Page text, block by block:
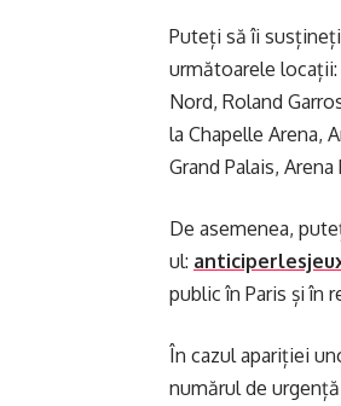
Puteți să îi
următoarele locații:
Nord, Roland
la Chapelle Arena,
Grand Palais,
De asemenea,
ul:
public în Paris și în
În cazul apariției
numărul de urgență